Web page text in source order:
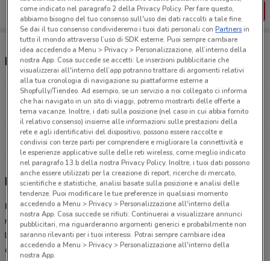
SCARICA L’APP
Negozi Idea bellezza a Avola
Via Necropoli Del Fusco Siracusa
21.2 km
Tutti i negozi Idea bellezza
Idea bellezza, offerte e negozi
Idea Bellezzaè una catena di profumerie presente con i suoi
numerosi punti vendita in Abruzzo, Basilicata, Calabria, Campania,
Lazio e Puglia. Troverai tutti i prodotti delle migliori marche
cosmetiche per la cura del viso e il benessere del corpo.
come indicato nel paragrafo 2 della Privacy Policy. Per fare questo,
abbiamo bisogno del tuo consenso sull'uso dei dati raccolti a tale fine.
Se dai il tuo consenso condivideremo i tuoi dati personali conPartnersin
tutto il mondo attraverso l’uso di SDK esterne. Puoi sempre cambiare
idea accedendo a Menu > Privacy > Personalizzazione, all’interno della
nostra App. Cosa succede se accetti: Le inserzioni pubblicitarie che
visualizzerai all'interno dell’app potranno trattare di argomenti relativi
alla tua cronologia di navigazione su piattaforme esterne a
Shopfully/Tiendeo. Ad esempio, se un servizio a noi collegato ci informa
che hai navigato in un sito di viaggi, potremo mostrarti delle offerte a
tema vacanze. Inoltre, i dati sulla posizione (nel caso in cui abbia fornito
il relativo consenso) insieme alle informazioni sulle prestazioni della
rete e agli identificativi del dispositivo, possono essere raccolte e
condivisi con terze parti per comprendere e migliorare la connettività e
le esperienze applicative sulle delle reti wireless, come meglio indicato
nel paragrafo 13.b della nostra Privacy Policy. Inoltre, i tuoi dati possono
anche essere utilizzati per la creazione di report, ricerche di mercato,
scientifiche e statistiche, analisi basate sulla posizione e analisi delle
tendenze. Puoi modificare le tue preferenze in qualsiasi momento
accedendo a Menu > Privacy > Personalizzazione all'interno della
nostra App. Cosa succede se rifiuti: Continuerai a visualizzare annunci
pubblicitari, ma riguarderanno argomenti generici e probabilmente non
saranno rilevanti per i tuoi interessi. Potrai sempre cambiare idea
accedendo a Menu > Privacy > Personalizzazione all'interno della
nostra App.